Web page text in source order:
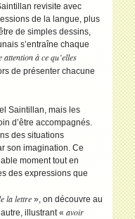
revisite avec
de la langue, plus
de simples dessins,
s’entraîne chaque
à ce qu’elles
de présenter chacune
Saintillan, mais les
d’être accompagnés.
des situations
son imagination. Ce
moment tout en
des expressions que
la lettre », on découvre au
illustrant « avoir